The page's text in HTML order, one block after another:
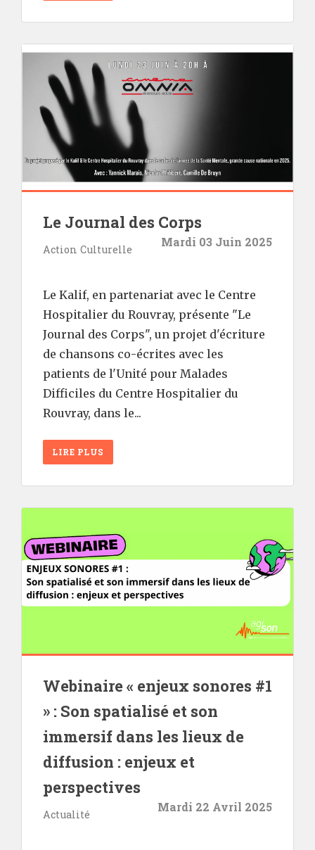
Le Journal des Corps
Action Culturelle
Mardi 03 Juin 2025
Le Kalif, en partenariat avec le Centre
Hospitalier du Rouvray, présente "Le
Journal des Corps", un projet d'écriture
de chansons co-écrites avec les
patients de l'Unité pour Malades
Difficiles du Centre Hospitalier du
Rouvray, dans le...
LIRE PLUS
Webinaire « enjeux sonores #1
» : Son spatialisé et son
immersif dans les lieux de
diffusion : enjeux et
perspectives
Actualité
Mardi 22 Avril 2025